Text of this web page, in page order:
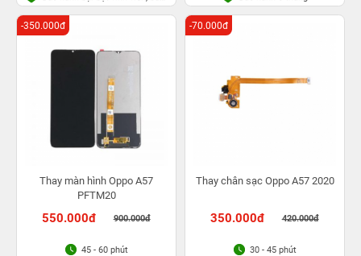
rơi vỡ kính
Thay màn hình Oppo A57
PFTM20
550.000đ 900.000đ
-350.000đ
45 - 60 phút
Thay chân sạc Oppo A57 2020
350.000đ 420.000đ
-70.000đ
30 - 45 phút